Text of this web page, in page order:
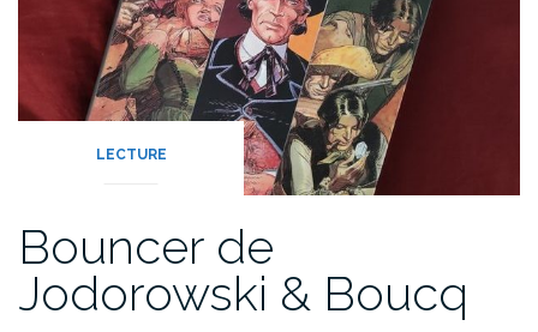
LECTURE
Bouncer de
Jodorowski & Boucq